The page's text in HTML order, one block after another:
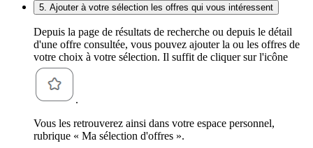
5. Ajouter à votre sélection les offres qui vous intéressent
Depuis la page de résultats de recherche ou depuis le détail
d'une offre consultée, vous pouvez ajouter la ou les offres de
votre choix à votre sélection. Il suffit de cliquer sur l'icône
.
Vous les retrouverez ainsi dans votre espace personnel,
rubrique « Ma sélection d'offres ».